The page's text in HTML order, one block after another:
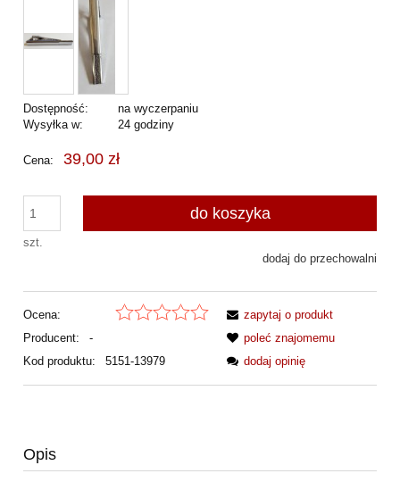
Dostępność:
na wyczerpaniu
Wysyłka w:
24 godziny
Cena: 39,00 zł
szt.
do koszyka
dodaj do przechowalni
Ocena:
Producent:
-
Kod produktu:
5151-13979
zapytaj o produkt
poleć znajomemu
dodaj opinię
Opis